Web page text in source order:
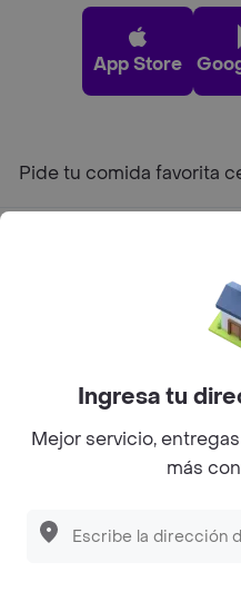
App Store
Pide tu comida favorita
Ingresa tu
Mejor servicio,
más